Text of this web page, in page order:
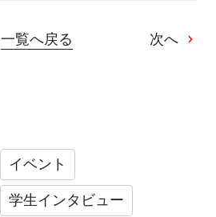
一覧へ戻る 次へ
イベント
学生インタビュー